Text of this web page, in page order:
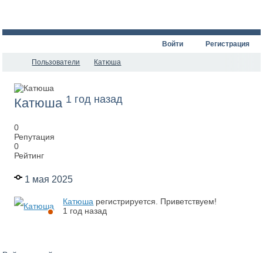
Войти Регистрация
Пользователи Катюша
Катюша 1 год назад
0
Репутация
0
Рейтинг
1 мая 2025
Катюша регистрируется. Приветствуем!
1 год назад